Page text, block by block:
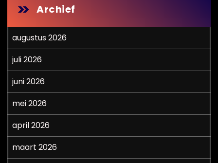
Archief
augustus 2026
juli 2026
juni 2026
mei 2026
april 2026
maart 2026